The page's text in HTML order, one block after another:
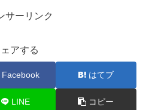
サーリンク
アする
Facebook はてブ
LINE コピー